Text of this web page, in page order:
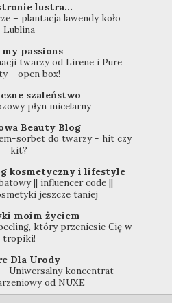
lustra...
– plantacja lawendy koło
Lublina
my passions
twarzy od Lirene i Pure
- open box!
szaleństwo
płyn micelarny
Beauty Blog
sorbet do twarzy - hit czy
kit?
kosmetyczny i lifestyle
|| influencer code ||
jeszcze taniej
moim życiem
który przeniesie Cię w
tropiki!
Dla Urody
- Uniwersalny koncentrat
od NUXE